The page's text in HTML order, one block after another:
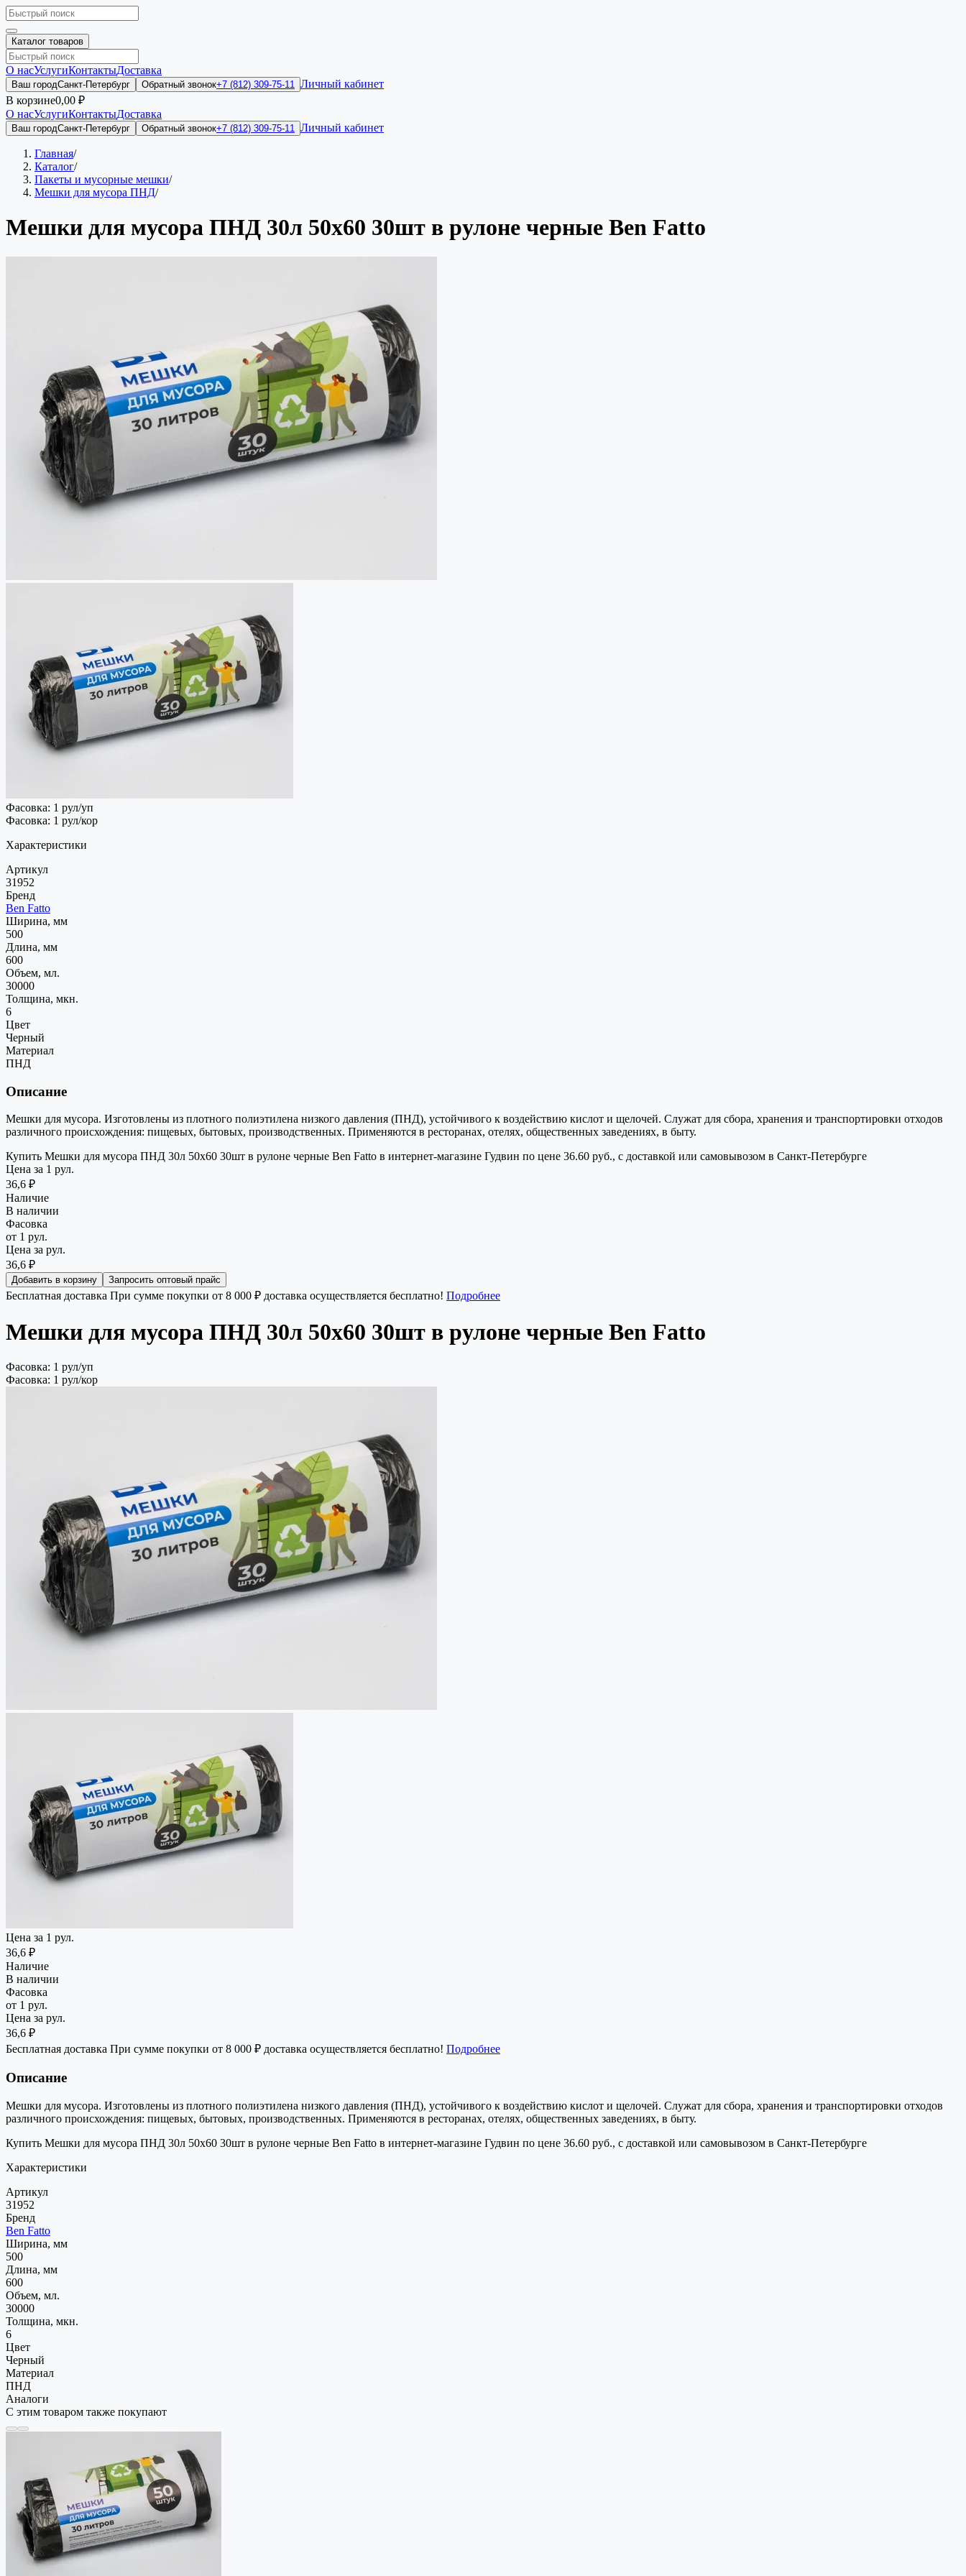
Каталог товаров
О насУслугиКонтактыДоставка
Ваш городСанкт-Петербург Обратный звонок+7 (812) 309-75-11 Личный кабинет
В корзине0,00 ₽
О насУслугиКонтактыДоставка
Ваш городСанкт-Петербург Обратный звонок+7 (812) 309-75-11 Личный кабинет
Главная/
Каталог/
Пакеты и мусорные мешки/
Мешки для мусора ПНД/
Мешки для мусора ПНД 30л 50х60 30шт в рулоне черные Ben Fatto
Фасовка: 1 рул/уп
Фасовка: 1 рул/кор
Характеристики
Артикул
31952
Бренд
Ben Fatto
Ширина, мм
500
Длина, мм
600
Объем, мл.
30000
Толщина, мкн.
6
Цвет
Черный
Материал
ПНД
Описание
Мешки для мусора. Изготовлены из плотного полиэтилена низкого давления (ПНД), устойчивого к воздействию кислот и щелочей. Служат для сбора, хранения и транспортировки отходов
различного происхождения: пищевых, бытовых, производственных. Применяются в ресторанах, отелях, общественных заведениях, в быту.
Купить Мешки для мусора ПНД 30л 50х60 30шт в рулоне черные Ben Fatto в интернет-магазине Гудвин по цене 36.60 руб., с доставкой или самовывозом в Санкт-Петербурге
Цена за 1 рул.
36,6 ₽
Наличие
В наличии
Фасовка
от 1 рул.
Цена за рул.
36,6 ₽
Добавить в корзину Запросить оптовый прайс
Бесплатная доставка При сумме покупки от 8 000 ₽ доставка осуществляется бесплатно! Подробнее
Мешки для мусора ПНД 30л 50х60 30шт в рулоне черные Ben Fatto
Фасовка: 1 рул/уп
Фасовка: 1 рул/кор
Цена за 1 рул.
36,6 ₽
Наличие
В наличии
Фасовка
от 1 рул.
Цена за рул.
36,6 ₽
Бесплатная доставка При сумме покупки от 8 000 ₽ доставка осуществляется бесплатно! Подробнее
Описание
Мешки для мусора. Изготовлены из плотного полиэтилена низкого давления (ПНД), устойчивого к воздействию кислот и щелочей. Служат для сбора, хранения и транспортировки отходов
различного происхождения: пищевых, бытовых, производственных. Применяются в ресторанах, отелях, общественных заведениях, в быту.
Купить Мешки для мусора ПНД 30л 50х60 30шт в рулоне черные Ben Fatto в интернет-магазине Гудвин по цене 36.60 руб., с доставкой или самовывозом в Санкт-Петербурге
Характеристики
Артикул
31952
Бренд
Ben Fatto
Ширина, мм
500
Длина, мм
600
Объем, мл.
30000
Толщина, мкн.
6
Цвет
Черный
Материал
ПНД
Аналоги
С этим товаром также покупают